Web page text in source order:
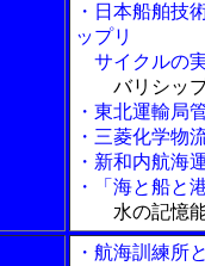
・日本船舶技
ップリ
サイクルの
バリシッ
・東北運輸局
・三菱化学物
・新和内航海
・「海と船と
水の記憶
・航海訓練所